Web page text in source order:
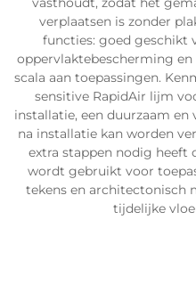
verplaatsen is zonder
functies: goed geschikt
oppervlaktebescherming
scala aan toepassingen.
sensitive RapidAir lijm
installatie, een duurzaam
na installatie kan worden
extra stappen nodig heeft
wordt gebruikt voor
tekens en architectonisch
tijdelijke